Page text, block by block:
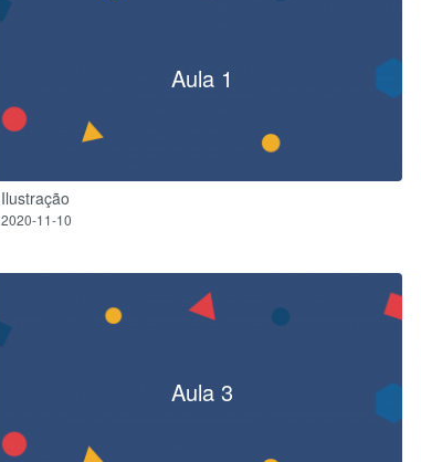
Aula 1
Ilustração
2020-11-10
Aula 3